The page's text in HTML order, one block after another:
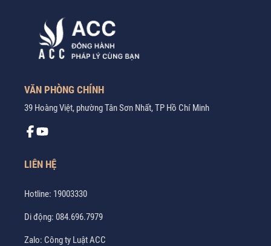
VĂN PHÒNG CHÍNH
39 Hoàng Việt, phường Tân Sơn Nhất, TP Hồ Chí Minh
LIÊN HỆ
Hotline: 19003330
Di động: 084.696.7979
Zalo: Công ty Luật ACC